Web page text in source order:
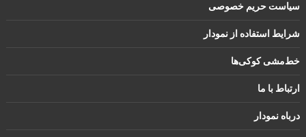
سیاست حریم خصوصی
شرایط استفاده از نمودار
خط‌مشی کوکی‌ها
ارتباط با ما
درباه نمودار